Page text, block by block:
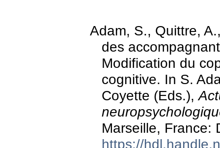
Adam, S., Quittre,
des
Modification du
cognitive. In S.
Coyette (Eds.),
Marseille, France:
https://